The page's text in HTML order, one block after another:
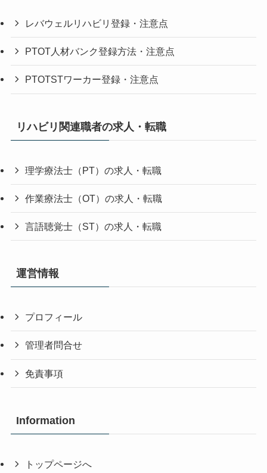
レバウェルリハビリ登録・注意点
PTOT人材バンク登録方法・注意点
PTOTSTワーカー登録・注意点
リハビリ関連職者の求人・転職
理学療法士（PT）の求人・転職
作業療法士（OT）の求人・転職
言語聴覚士（ST）の求人・転職
運営情報
プロフィール
管理者問合せ
免責事項
Information
トップページへ